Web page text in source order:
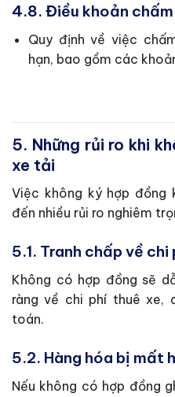
4.8. Điều khoản
Quy định về việc
hạn, bao gồm các
5. Những rủi ro khi
xe tải
Việc không ký hợp
đến nhiều rủi ro nghiêm
5.1. Tranh chấp về chi
Không có hợp đồng sẽ
ràng về chi phí thuê xe,
toán.
5.2. Hàng hóa bị mất
Nếu không có hợp đồng